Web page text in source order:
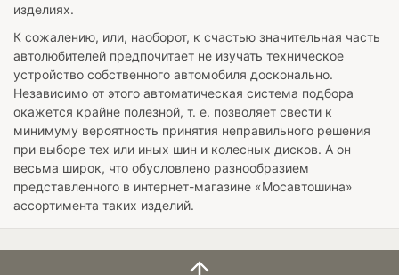
изделиях.
К сожалению, или, наоборот, к счастью значительная часть
автолюбителей предпочитает не изучать техническое
устройство собственного автомобиля досконально.
Независимо от этого автоматическая система подбора
окажется крайне полезной, т. е. позволяет свести к
минимуму вероятность принятия неправильного решения
при выборе тех или иных шин и колесных дисков. А он
весьма широк, что обусловлено разнообразием
представленного в интернет-магазине «Мосавтошина»
ассортимента таких изделий.